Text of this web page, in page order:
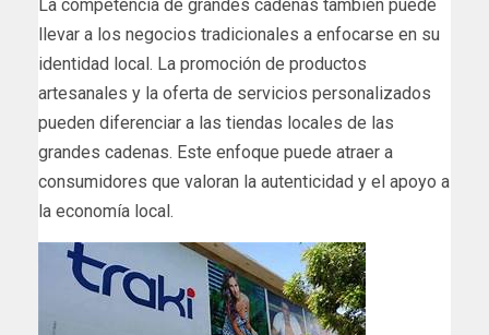
La competencia de grandes cadenas también puede
llevar a los negocios tradicionales a enfocarse en su
identidad local. La promoción de productos
artesanales y la oferta de servicios personalizados
pueden diferenciar a las tiendas locales de las
grandes cadenas. Este enfoque puede atraer a
consumidores que valoran la autenticidad y el apoyo a
la economía local.